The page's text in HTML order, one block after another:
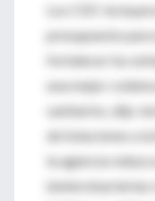
Los CDC
presupuesto
fortalecer los
una mejor
sanitarios, dijo
de Soluciones a
la agencia
(enterobacterias